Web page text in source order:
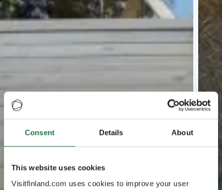
Consent Details About
This website uses cookies
Visitfinland.com uses cookies to improve your user